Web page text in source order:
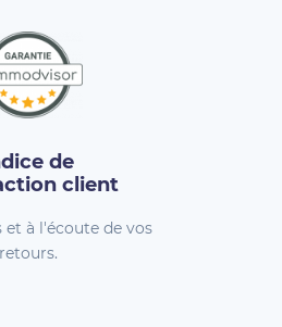
de
client
et à l'écoute de vos
retours.